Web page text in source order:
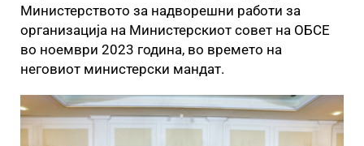
Министерството за надворешни работи за
организација на Министерскиот совет на ОБСЕ
во ноември 2023 година, во времето на
неговиот министерски мандат.